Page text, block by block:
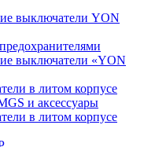
выключатели YON
выключатели «YON
в литом корпусе
и аксессуары
в литом корпусе